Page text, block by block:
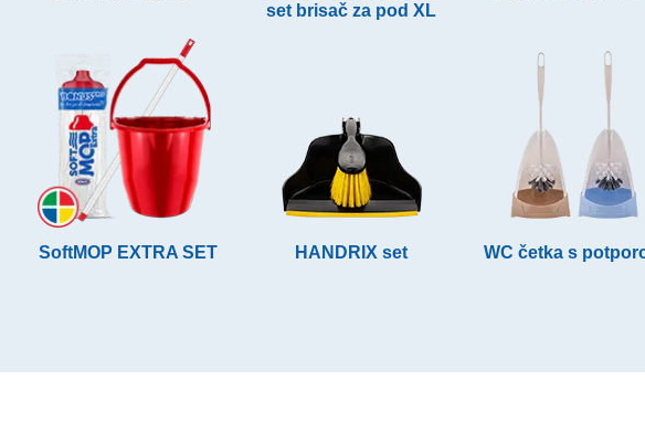
set brisač za pod XL
SoftMOP EXTRA SET HANDRIX set WC četka s